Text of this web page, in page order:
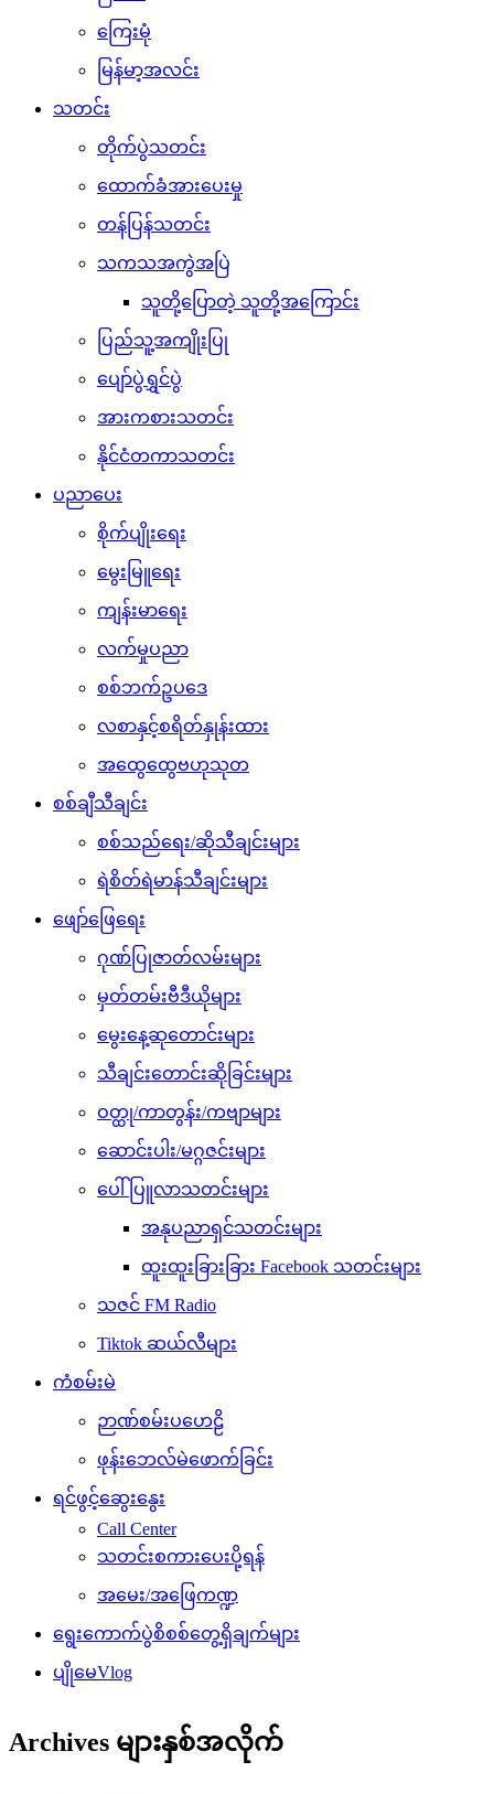
ကြေးမုံ
မြန်မာ့အလင်း
သတင်း
တိုက်ပွဲသတင်း
ထောက်ခံအားပေးမှု
တန်ပြန်သတင်း
သကသအကွဲအပြဲ
သူတို့ပြောတဲ့ သူတို့အကြောင်း
ပြည်သူ့အကျိုးပြု
ပျော်ပွဲရွှင်ပွဲ
အားကစားသတင်း
နိုင်ငံတကာသတင်း
ပညာပေး
စိုက်ပျိုးရေး
မွေးမြူရေး
ကျန်းမာရေး
လက်မှုပညာ
စစ်ဘက်ဥပဒေ
လစာနှင့်စရိတ်နှုန်းထား
အထွေထွေဗဟုသုတ
စစ်ချီသီချင်း
စစ်သည်ရေး/ဆိုသီချင်းများ
ရဲစိတ်ရဲမာန်သီချင်းများ
ဖျော်ဖြေရေး
ဂုဏ်ပြုဇာတ်လမ်းများ
မှတ်တမ်းဗီဒီယိုများ
မွေးနေ့ဆုတောင်းများ
သီချင်းတောင်းဆိုခြင်းများ
ဝတ္ထု/ကာတွန်း/ကဗျာများ
ဆောင်းပါး/မဂ္ဂဇင်းများ
ပေါ်ပြူလာသတင်းများ
အနုပညာရှင်သတင်းများ
ထူးထူးခြားခြား Facebook သတင်းများ
သဇင် FM Radio
Tiktok ဆယ်လီများ
ကံစမ်းမဲ
ဉာဏ်စမ်းပဟေဠိ
ဖုန်းဘေလ်မဲဖောက်ခြင်း
ရင်ဖွင့်ဆွေးနွေး
Call Center
သတင်းစကားပေးပို့ရန်
အမေး/အဖြေကဏ္ဍ
ရွေးကောက်ပွဲစိစစ်တွေ့ရှိချက်များ
ပျိုမေVlog
Archives များနှစ်အလိုက်